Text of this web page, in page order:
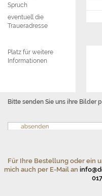
Spruch
eventuell die
Traueradresse
Platz für weitere
Informationen
Bitte senden Sie uns ihre Bilder
Für Ihre Bestellung oder ein
mich auch per E-Mail an